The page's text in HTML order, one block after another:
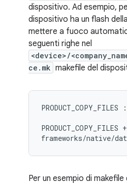
dispositivo. Ad esempio,
dispositivo ha un flash
mettere a fuoco
seguenti righe nel
<device>/
ce.mk makefile del
PRODUCT_COPY_FILES
Per un esempio di